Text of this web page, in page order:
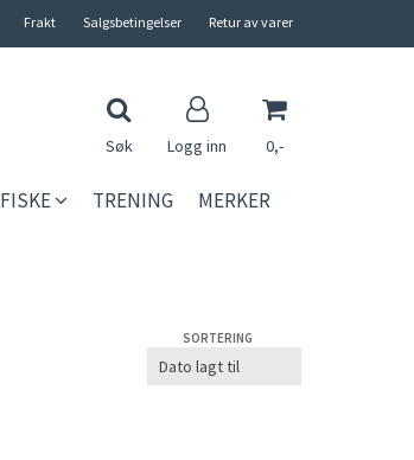
Frakt Salgsbetingelser Retur av varer
Søk Logg inn 0,-
FISKE TRENING MERKER
SORTERING